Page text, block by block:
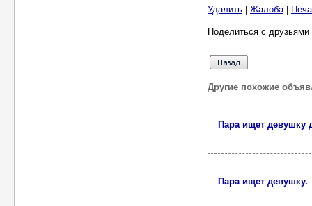
Удалить Жалоба|
Поделиться с
Другие похожие
Пара ищет девушку
Пара ищет девушку.